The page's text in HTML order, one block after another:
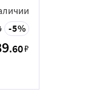
5
.60₽